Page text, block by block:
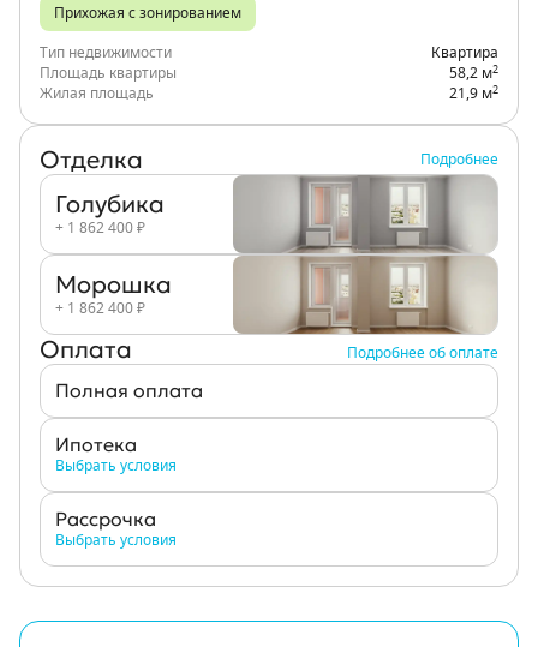
Прихожая с зонированием
Тип недвижимости
Квартира
Площадь квартиры
58,2 м2
Жилая площадь 21,9 м2
Отделка Подробнее
Голубика
+ 1 862 400 ₽
Морошка
+ 1 862 400 ₽
Оплата Подробнее об оплате
Полная оплата
Ипотека
Выбрать условия
Рассрочка
Выбрать условия